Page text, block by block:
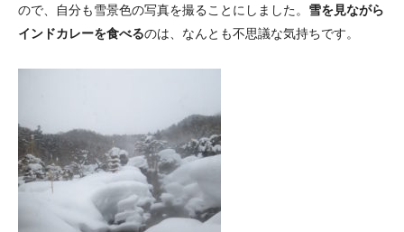
ので、自分も雪景色の写真を撮ることにしました。 雪を見ながら
インドカレーを食べるのは、なんとも不思議な気持ちです。